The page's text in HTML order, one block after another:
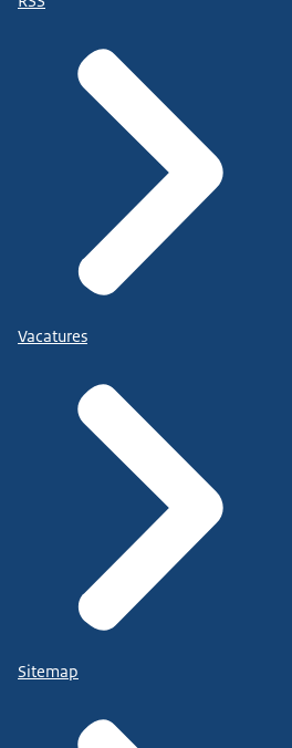
Vacatures
Sitemap